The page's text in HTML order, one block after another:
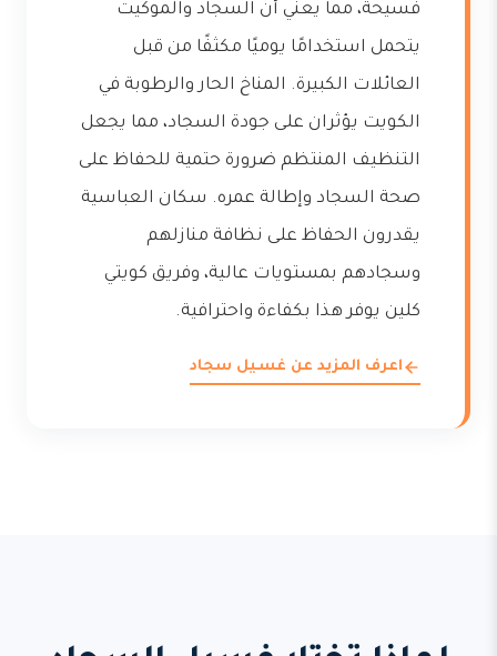
فسيحة، مما يعني أن السجاد والموكيت
يتحمل استخدامًا يوميًا مكثفًا من قبل
العائلات الكبيرة. المناخ الحار والرطوبة في
الكويت يؤثران على جودة السجاد، مما يجعل
التنظيف المنتظم ضرورة حتمية للحفاظ على
صحة السجاد وإطالة عمره. سكان العباسية
يقدرون الحفاظ على نظافة منازلهم
وسجادهم بمستويات عالية، وفريق كويتي
كلين يوفر هذا بكفاءة واحترافية.
اعرف المزيد عن غسيل سجاد